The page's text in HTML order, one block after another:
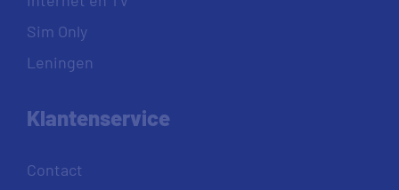
Sim Only
Leningen
Klantenservice
Contact